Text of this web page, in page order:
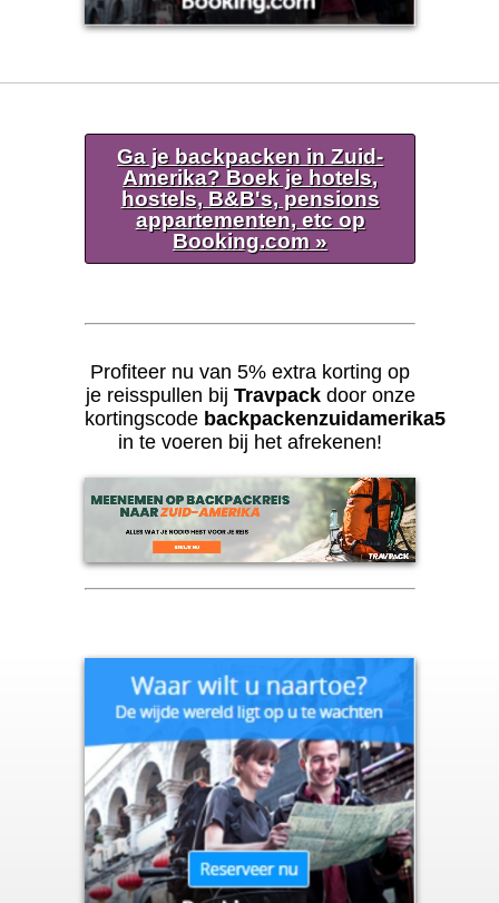
Ga je backpacken in Zuid-
Amerika? Boek je hotels,
hostels, B&B's, pensions
appartementen, etc op
Booking.com »
Profiteer nu van 5% extra korting op
je reisspullen bij Travpackdoor onze
kortingscode backpackenzuidamerika5
in te voeren bij het afrekenen!